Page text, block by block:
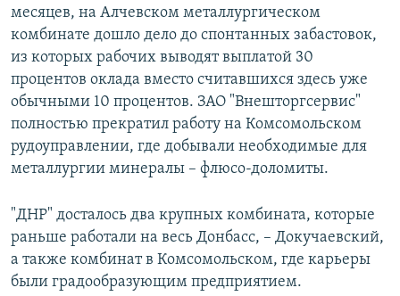
месяцев, на Алчевском металлургическом
комбинате дошло дело до спонтанных забастовок,
из которых рабочих выводят выплатой 30
процентов оклада вместо считавшихся здесь уже
обычными 10 процентов. ЗАО "Внешторгсервис"
полностью прекратил работу на Комсомольском
рудоуправлении, где добывали необходимые для
металлургии минералы – флюсо-доломиты.
"ДНР" досталось два крупных комбината, которые
раньше работали на весь Донбасс, – Докучаевский,
а также комбинат в Комсомольском, где карьеры
были градообразующим предприятием.